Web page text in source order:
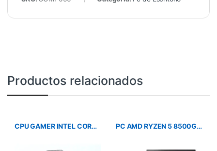
Productos relacionados
CPU GAMER INTEL CORE i5-12400/MB H610/512GBSSD/16GB RAM/CASE GAMER/RX 580VI PC AMD RYZEN 5 8500G/SSD 500GB/DDR5 16GB/MB-A620/CASE ALTEK/TEC/MOU/PAR/MONITOR LG 20″